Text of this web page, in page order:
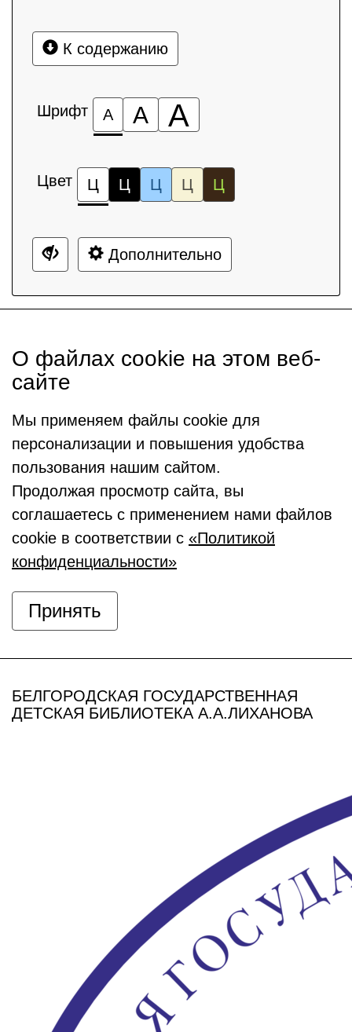
К содержанию
Шрифт А А А
Цвет Ц Ц Ц Ц Ц
Дополнительно
О файлах cookie на этом веб-
сайте
Мы применяем файлы cookie для
персонализации и повышения удобства
пользования нашим сайтом.
Продолжая просмотр сайта, вы
соглашаетесь с применением нами файлов
cookie в соответствии с «Политикой
конфиденциальности»
Принять
БЕЛГОРОДСКАЯ ГОСУДАРСТВЕННАЯ
ДЕТСКАЯ БИБЛИОТЕКА А.А.ЛИХАНОВА